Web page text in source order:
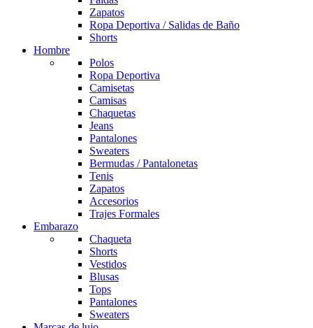
Zapatos
Ropa Deportiva / Salidas de Baño
Shorts
Hombre
Polos
Ropa Deportiva
Camisetas
Camisas
Chaquetas
Jeans
Pantalones
Sweaters
Bermudas / Pantalonetas
Tenis
Zapatos
Accesorios
Trajes Formales
Embarazo
Chaqueta
Shorts
Vestidos
Blusas
Tops
Pantalones
Sweaters